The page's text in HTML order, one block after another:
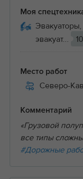
Моя
эвакуат...
Место работ
Северо-
Комментарий
«Грузовой
все типы
#Дорожные